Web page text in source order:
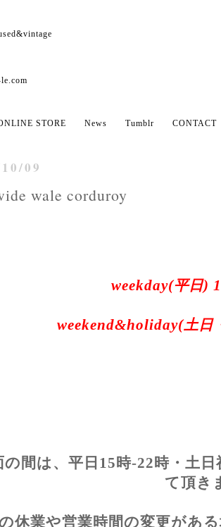
STORE News Tumblr CONTACT
09
wale corduroy
weekday(平日)
weekend&holiday(土日
の間は、平日15時-22時・土
て頂き
休業や営業時間の変更があ